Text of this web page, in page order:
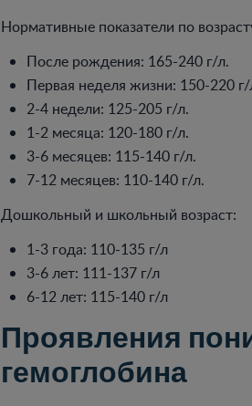
Нормативные показатели по
После рождения: 165-240 г/л.
Первая неделя жизни: 150-220 г/
2-4 недели: 125-205 г/л.
1-2 месяца: 120-180 г/л.
3-6 месяцев: 115-140 г/л.
7-12 месяцев: 110-140 г/л.
Дошкольный и школьный возраст:
1-3 года: 110-135 г/л
3-6 лет: 111-137 г/л
6-12 лет: 115-140 г/л
Проявления
гемоглобина